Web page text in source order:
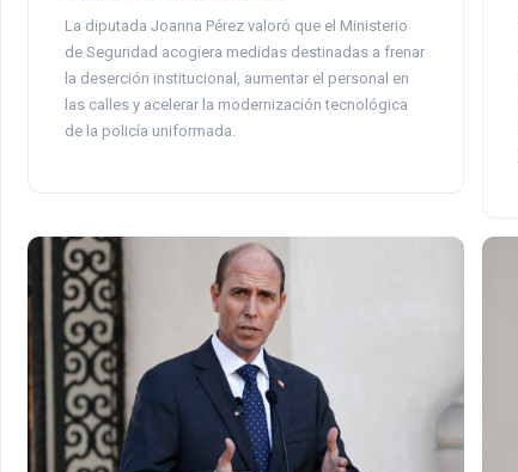
La diputada Joanna Pérez valoró que el Ministerio
de Seguridad acogiera medidas destinadas a frenar
la deserción institucional, aumentar el personal en
las calles y acelerar la modernización tecnológica
de la policía uniformada.